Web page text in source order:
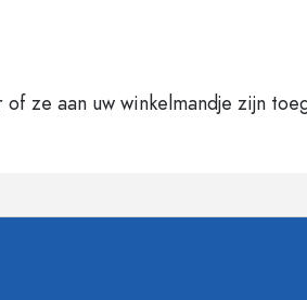
ze aan uw winkelmandje zijn